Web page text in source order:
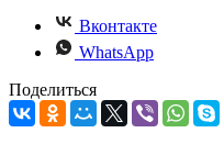
Вконтакте
WhatsApp
Поделиться